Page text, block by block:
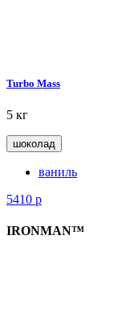
Turbo Mass
5 кг
шоколад
ваниль
5410 р
IRONMAN™